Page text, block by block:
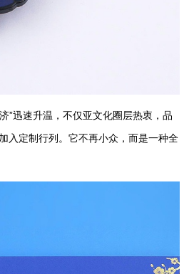
”迅速升温，不仅亚文化圈层热衷，品
入定制行列。它不再小众，而是一种全